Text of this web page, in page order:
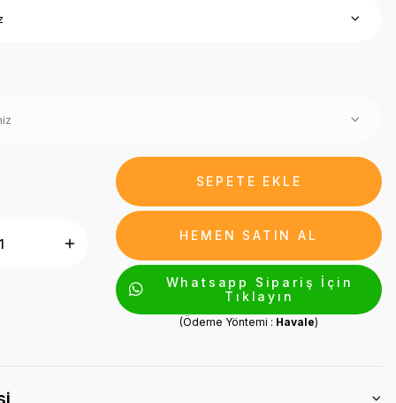
SEPETE EKLE
HEMEN SATIN AL
Whatsapp Sipariş İçin
Tıklayın
(Ödeme Yöntemi : Havale)